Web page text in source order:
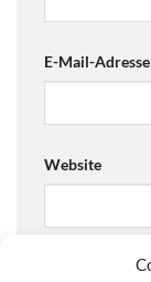
E-Mail-Adresse
Website
Ja, füge